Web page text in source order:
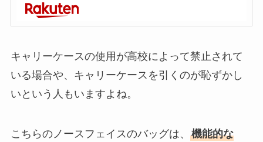
キャリーケースの使用が高校によって禁止されて
いる場合や、キャリーケースを引くのが恥ずかし
いという人もいますよね。
こちらのノースフェイスのバッグは、 機能的な